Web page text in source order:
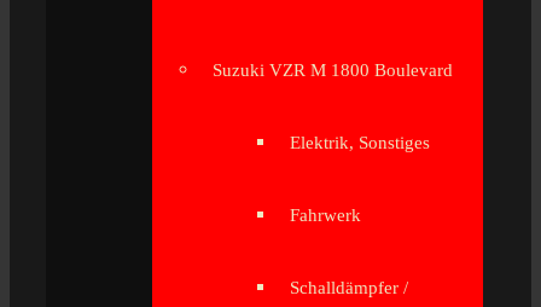
Suzuki VZR M 1800 Boulevard
Elektrik, Sonstiges
Fahrwerk
Schalldämpfer /